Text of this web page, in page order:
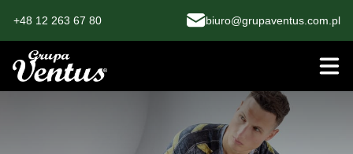
+48 12 263 67 80 biuro@grupaventus.com.pl